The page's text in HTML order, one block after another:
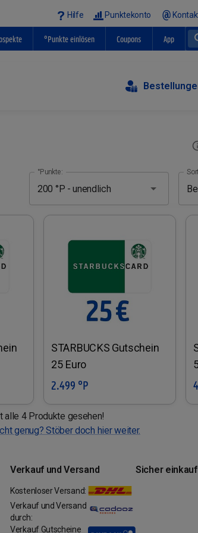
Hilfe Punktekonto
°Punkte einlösen Coupons App
°Punkte:
STARBUCKS Gutschein
25 Euro
In den Warenkorb
2.499 °P
alle 4 Produkte gesehen!
genug? Stöber doch hier weiter.
Verkauf und Versand
Kostenloser Versand:
Verkauf und Versand
durch:
Verkauf Gutscheine
Sicher